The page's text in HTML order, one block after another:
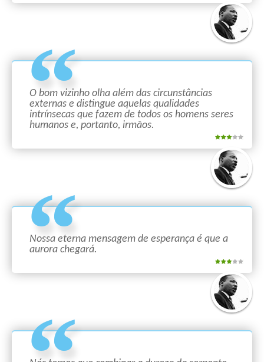
O bom vizinho olha além das circunstâncias
externas e distingue aquelas qualidades
intrínsecas que fazem de todos os homens seres
humanos e, portanto, irmãos.
Nossa eterna mensagem de esperança é que a
aurora chegará.